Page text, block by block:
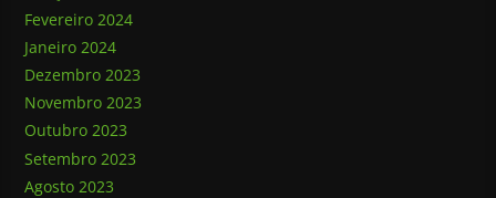
Fevereiro 2024
Janeiro 2024
Dezembro 2023
Novembro 2023
Outubro 2023
Setembro 2023
Agosto 2023